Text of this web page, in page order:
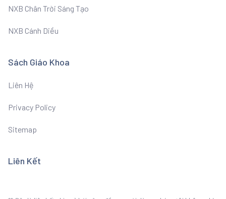
NXB Chân Trời Sáng Tạo
NXB Cánh Diều
Sách Giáo Khoa
Liên Hệ
Privacy Policy
Sitemap
Liên Kết